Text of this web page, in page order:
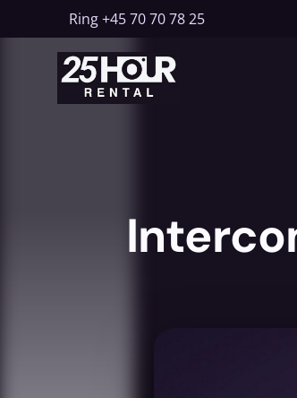
Ring+45 70 70 78 25